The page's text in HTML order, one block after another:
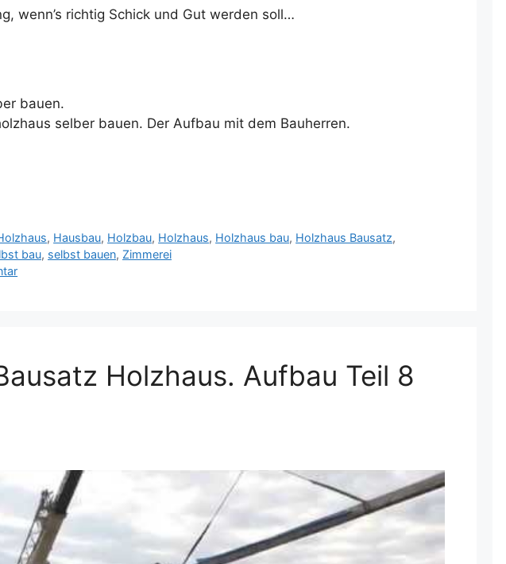
wenn’s richtig Schick und Gut werden soll…
bauen.
selber bauen. Der Aufbau mit dem Bauherren.
, Hausbau, Holzbau, Holzhaus, Holzhaus bau, Holzhaus Bausatz,
bau, selbst bauen, Zimmerei
Holzhaus. Aufbau Teil 8
ansehen